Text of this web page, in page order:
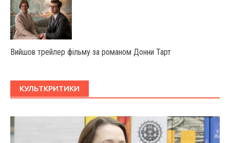
Вийшов трейлер фільму за романом Донни Тарт
КУЛЬТКРИТИКИ